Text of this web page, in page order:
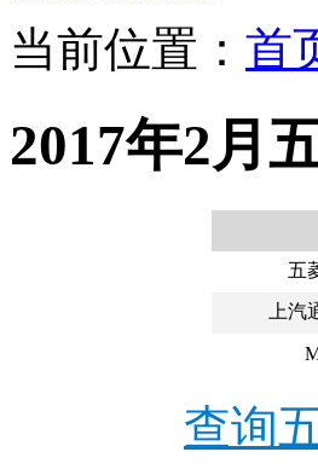
当前位置： 首
2017年2月
五
上汽
查询